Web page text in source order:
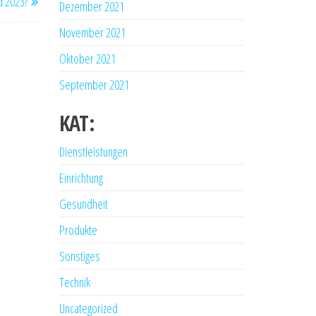
BeitragDezember 2021
November 2021
Oktober 2021
September 2021
KAT:
Dienstleistungen
Einrichtung
Gesundheit
Produkte
Sonstiges
Technik
Uncategorized